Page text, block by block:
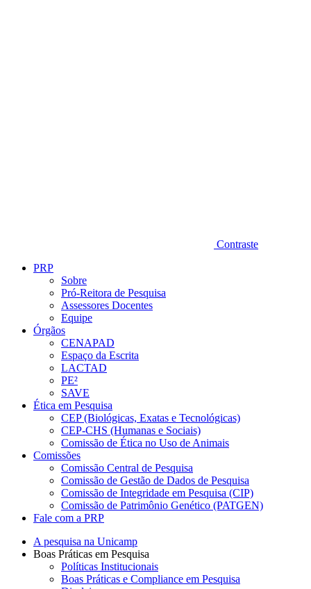
Contraste
PRP
Sobre
Pró-Reitora de Pesquisa
Assessores Docentes
Equipe
Órgãos
CENAPAD
Espaço da Escrita
LACTAD
PE²
SAVE
Ética em Pesquisa
CEP (Biológicas, Exatas e Tecnológicas)
CEP-CHS (Humanas e Sociais)
Comissão de Ética no Uso de Animais
Comissões
Comissão Central de Pesquisa
Comissão de Gestão de Dados de Pesquisa
Comissão de Integridade em Pesquisa (CIP)
Comissão de Patrimônio Genético (PATGEN)
Fale com a PRP
A pesquisa na Unicamp
Boas Práticas em Pesquisa
Políticas Institucionais
Boas Práticas e Compliance em Pesquisa